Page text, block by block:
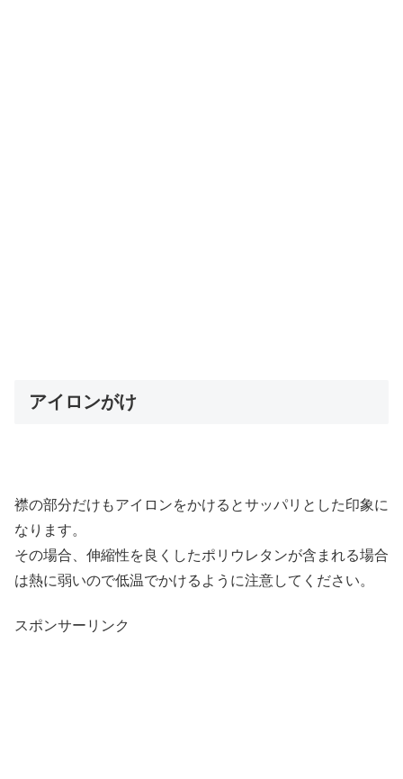
アイロンがけ
襟の部分だけもアイロンをかけるとサッパリとした印象に
なります。
その場合、伸縮性を良くしたポリウレタンが含まれる場合
は熱に弱いので低温でかけるように注意してください。
スポンサーリンク